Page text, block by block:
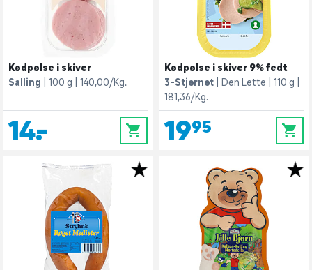
Kødpølse i skiver
Salling
100 g 140,00/Kg.
14,- 0
Kødpølse i skiver 9% fedt
3-Stjernet
Den Lette
110 g
181,36/Kg.
19,95 0